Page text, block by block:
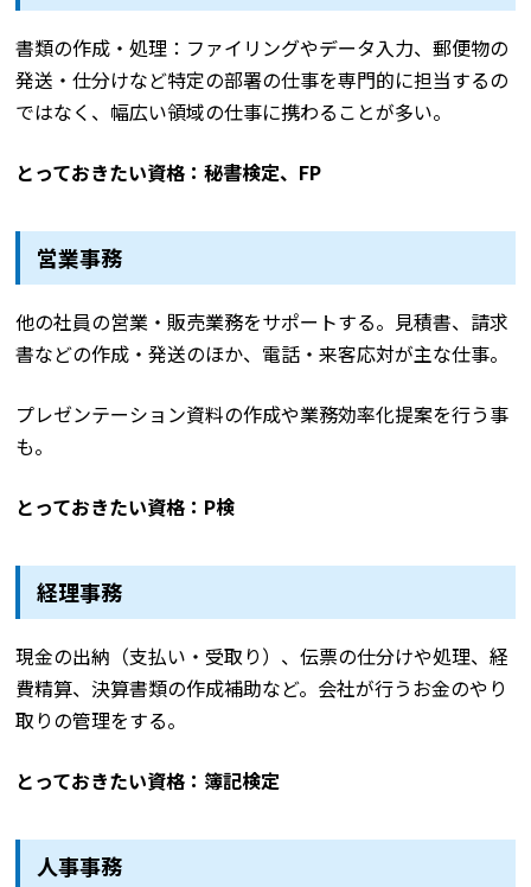
書類の作成・処理：ファイリングやデータ入力、郵便物の
発送・仕分けなど特定の部署の仕事を専門的に担当するの
ではなく、幅広い領域の仕事に携わることが多い。
とっておきたい資格：秘書検定、FP
営業事務
他の社員の営業・販売業務をサポートする。見積書、請求
書などの作成・発送のほか、電話・来客応対が主な仕事。
プレゼンテーション資料の作成や業務効率化提案を行う事
も。
とっておきたい資格：P検
経理事務
現金の出納（支払い・受取り）、伝票の仕分けや処理、経
費精算、決算書類の作成補助など。会社が行うお金のやり
取りの管理をする。
とっておきたい資格：簿記検定
人事事務